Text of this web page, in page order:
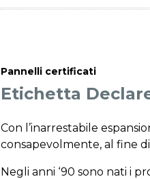
Pannelli certificati
Etichetta
Con l’inarrestabile
consapevolmente, al fine
Negli anni ‘90 sono nati i